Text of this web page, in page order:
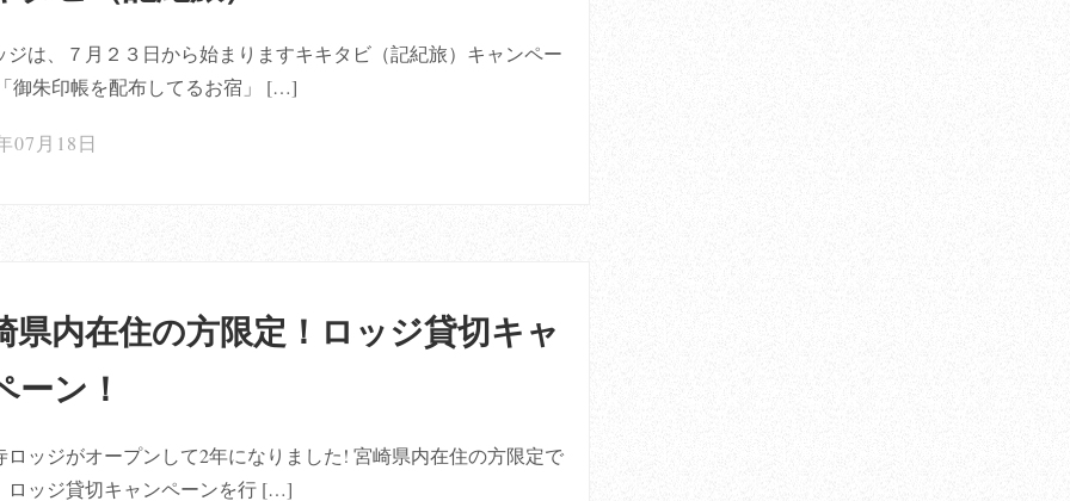
ジは、７月２３日から始まりますキキタビ（記紀旅）キャンペー
御朱印帳を配布してるお宿」 […]
07月18日
県内在住の方限定！ロッジ貸切キャ
ーン！
ロッジがオープンして2年になりました! 宮崎県内在住の方限定で
ロッジ貸切キャンペーンを行 […]